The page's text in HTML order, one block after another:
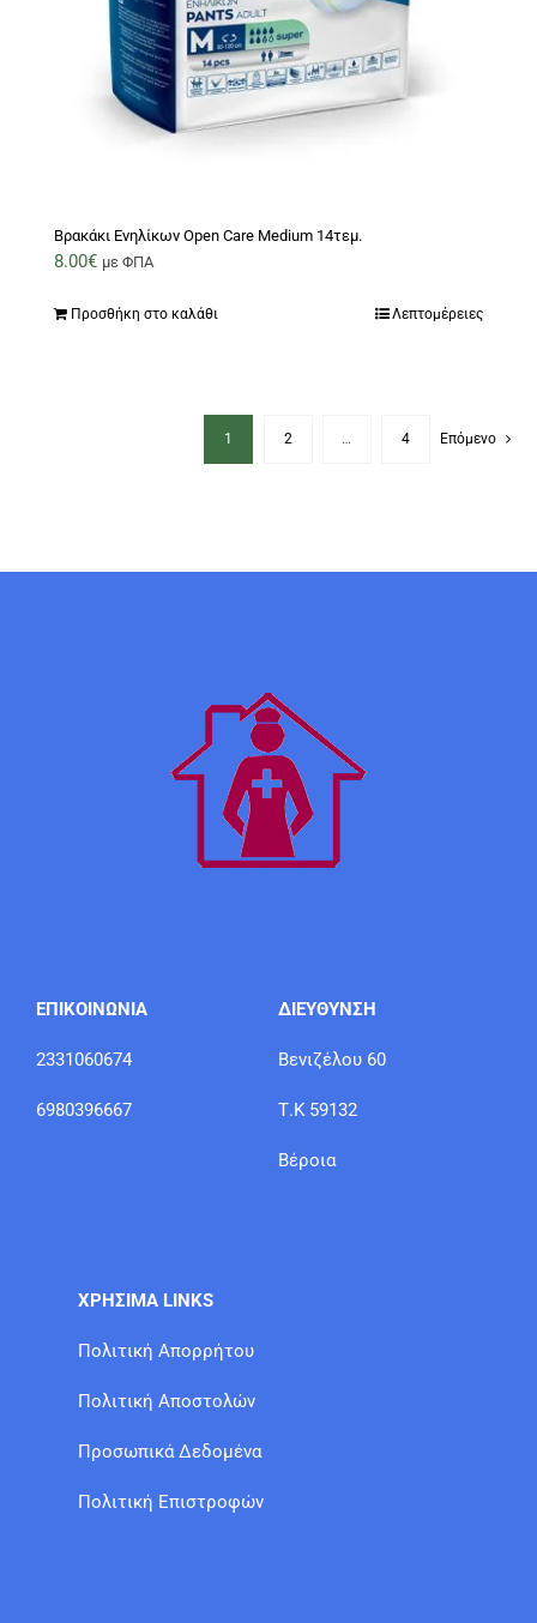
Βρακάκι Ενηλίκων Open Care Medium 14τεμ.
8.00€ με ΦΠΑ
Προσθήκη στο καλάθι Λεπτομέρειες
1 2 … 4 Επόμενο
ΕΠΙΚΟΙΝΩΝΙΑ
2331060674
6980396667
ΔΙΕΥΘΥΝΣΗ
Βενιζέλου 60
Τ.Κ 59132
Βέροια
ΧΡΗΣΙΜΑ LINKS
Πολιτική Απορρήτου
Πολιτική Αποστολών
Προσωπικά Δεδομένα
Πολιτική Επιστροφών